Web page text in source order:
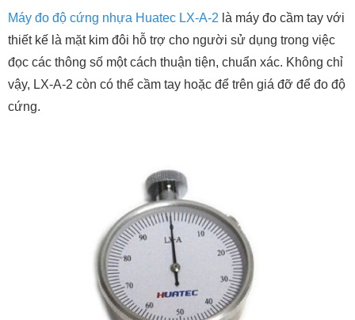
Máy đo độ cứng nhựa Huatec LX-A-2 là máy đo cầm tay với
thiết kế là mặt kim đôi hỗ trợ cho người sử dụng trong việc
đọc các thông số một cách thuận tiện, chuẩn xác. Không chỉ
vậy, LX-A-2 còn có thể cầm tay hoặc để trên giá đỡ để đo độ
cứng.